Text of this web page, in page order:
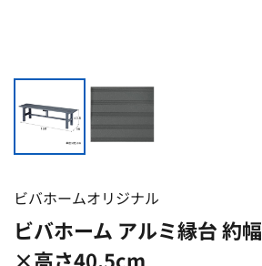
ビバホームオリジナル
ビバホーム アルミ縁台 約
×高さ40.5cm